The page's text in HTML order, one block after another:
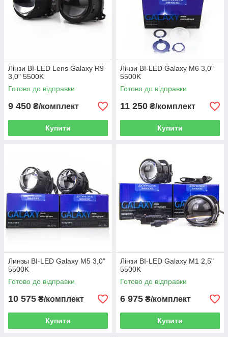
Лінзи BI-LED Lens Galaxy R9
3,0" 5500K
Готово до відправки
9 450 ₴/комплект
Купити
Лінзи BI-LED Galaxy M6 3,0"
5500K
Готово до відправки
11 250 ₴/комплект
Купити
Линзы BI-LED Galaxy M5 3,0"
5500K
Готово до відправки
10 575 ₴/комплект
Купити
Лінзи BI-LED Galaxy M1 2,5"
5500K
Готово до відправки
6 975 ₴/комплект
Купити